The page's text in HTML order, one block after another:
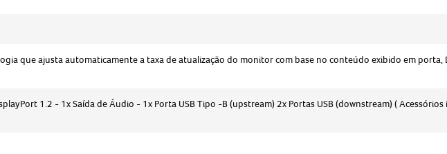
que ajusta automaticamente a taxa de atualização do monitor com base no conteúdo exibido em
1.2 - 1x Saída de Áudio - 1x Porta USB Tipo -B (upstream) 2x Portas USB (downstream) (